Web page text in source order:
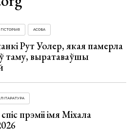
ГІСТОРЫЯ АСОБА
Рут Уолер, якая памерла
таму, выратаваўшы
ЛІТАРАТУРА
прэміі імя Міхала